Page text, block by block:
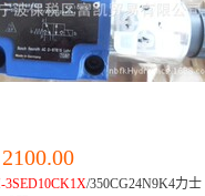
2100.00
3SED10CK1X/350CG24N9K4力士